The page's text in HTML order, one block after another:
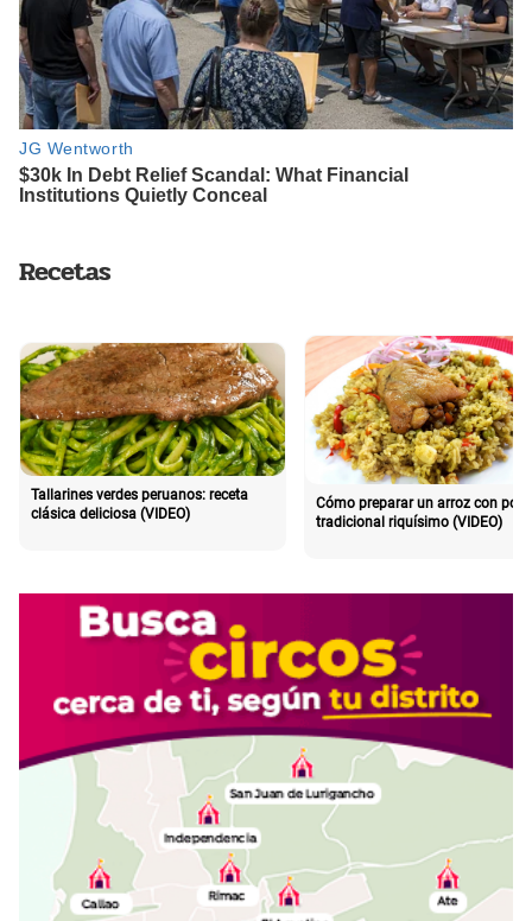
Recetas
Tallarines verdes peruanos: receta
clásica deliciosa (VIDEO)
Cómo preparar un arroz con pollo
tradicional riquísimo (VIDEO)